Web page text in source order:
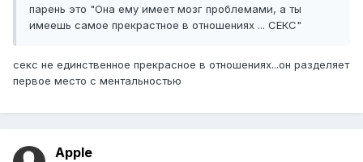
парень это "Она ему имеет мозг проблемами, а ты
имеешь самое прекрастное в отношениях ... СЕКС"
секс не единственное прекрасное в отношениях...он разделяет
первое место с ментальностью
Apple